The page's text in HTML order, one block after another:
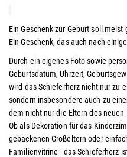
Ein Geschenk zur Geburt soll
Ein Geschenk, das auch nach
Durch ein eigenes Foto sowie
Geburtsdatum, Uhrzeit,
wird das Schieferherz nicht nur zu
sondern insbesondere auch zu
dem nicht nur die Eltern des
Ob als Dekoration für das
gebackenen Großeltern oder
Familienvitrine - das Schieferherz